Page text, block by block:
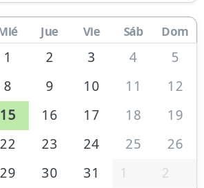
Jue Vie Sáb Dom
1 2 3 4
5
8 9 10 11
12
15 16 17 18
19
22 23 24 25
26
29 30 31 1 2